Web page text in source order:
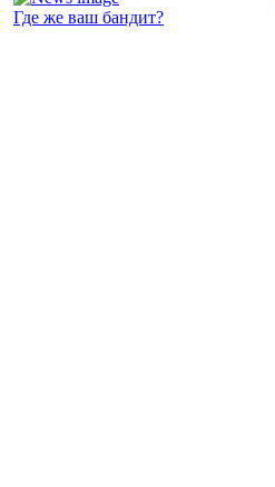
Где же ваш бандит?